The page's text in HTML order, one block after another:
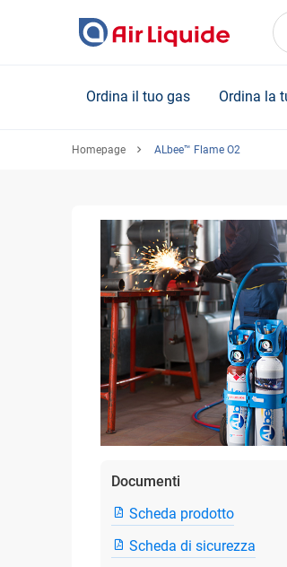
Ordina il tuo gas Ordina la
Homepage ALbee™ Flame O2
Documenti
Scheda prodotto
Scheda di sicurezza